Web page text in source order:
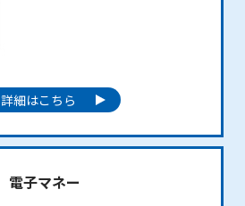
詳細はこちら
電子マネー